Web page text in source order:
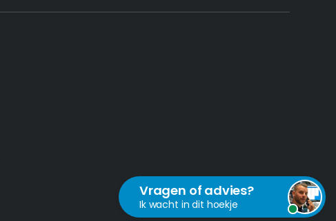
Vragen of advies?
Ik wacht in dit hoekje